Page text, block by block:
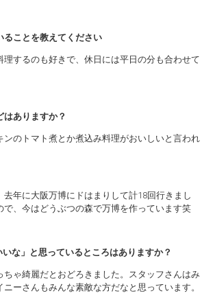
ることを教えてください
理するのも好きで、休日には平日の分も合わせて
ありますか？
ンのトマト煮とか煮込み料理がおいしいと言われ
年に大阪万博にドはまりして計18回行きまし
で、今はどうぶつの森で万博を作っています笑
な」と思っているところはありますか？
ちゃ綺麗だとおどろきました。スタッフさんはみ
ーさんもみんな素敵な方だなと思っています。